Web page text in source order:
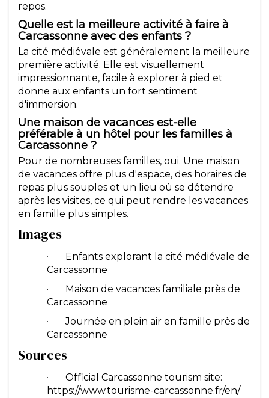
repos.
Quelle est la meilleure activité à faire à
Carcassonne avec des enfants ?
La cité médiévale est généralement la meilleure
première activité. Elle est visuellement
impressionnante, facile à explorer à pied et
donne aux enfants un fort sentiment
d'immersion.
Une maison de vacances est-elle
préférable à un hôtel pour les familles à
Carcassonne ?
Pour de nombreuses familles, oui. Une maison
de vacances offre plus d'espace, des horaires de
repas plus souples et un lieu où se détendre
après les visites, ce qui peut rendre les vacances
en famille plus simples.
Images
· Enfants explorant la cité médiévale de
Carcassonne
· Maison de vacances familiale près de
Carcassonne
· Journée en plein air en famille près de
Carcassonne
Sources
· Official Carcassonne tourism site:
https://www.tourisme-carcassonne.fr/en/